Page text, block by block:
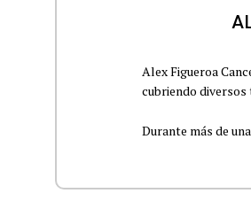
Alex Figueroa
cubriendo
Durante más de